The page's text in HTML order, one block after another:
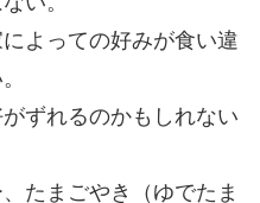
よっての好みが食い違
ずれるのかもしれない
たまごやき（ゆでたま